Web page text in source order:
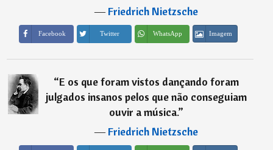
―Friedrich Nietzsche
Facebook Twitter WhatsApp Imagem
“E os que foram vistos dançando foram
julgados insanos pelos que não conseguiam
ouvir a música.”
―Friedrich Nietzsche